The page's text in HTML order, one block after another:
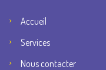
Accueil
Services
Nous contacter